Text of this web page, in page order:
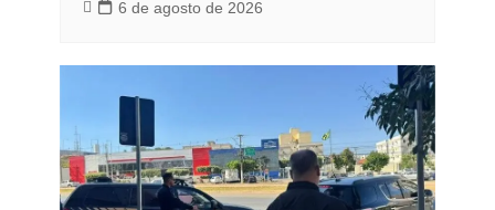
6 de agosto de 2026